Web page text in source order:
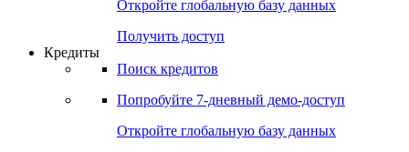
Откройте глобальную базу данных
Получить доступ
Кредиты
Поиск кредитов
Попробуйте 7-дневный демо-доступ
Откройте глобальную базу данных